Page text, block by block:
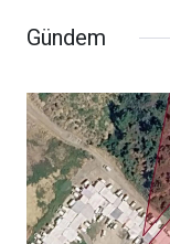
Gündem